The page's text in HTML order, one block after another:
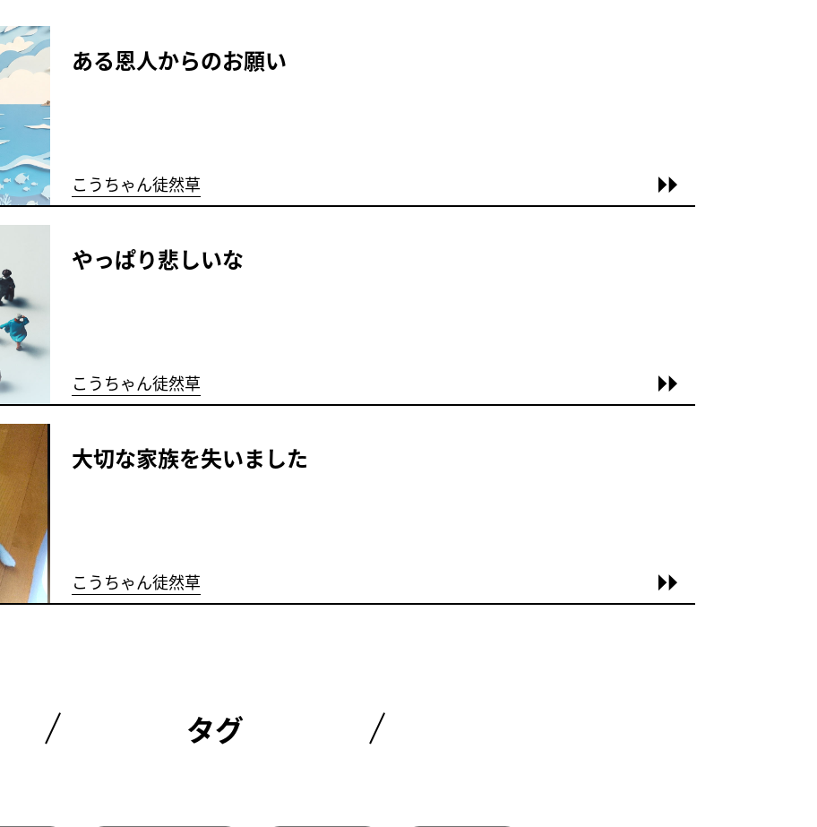
ある恩人からのお願い
こうちゃん徒然草
やっぱり悲しいな
こうちゃん徒然草
大切な家族を失いました
こうちゃん徒然草
タグ